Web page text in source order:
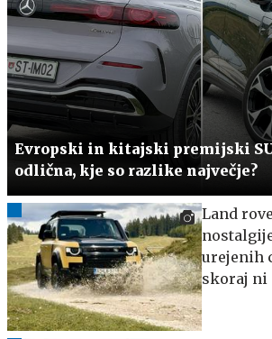
Evropski in kitajski premijski
odlična, kje so razlike največje?
Land
urejenih
skoraj ni